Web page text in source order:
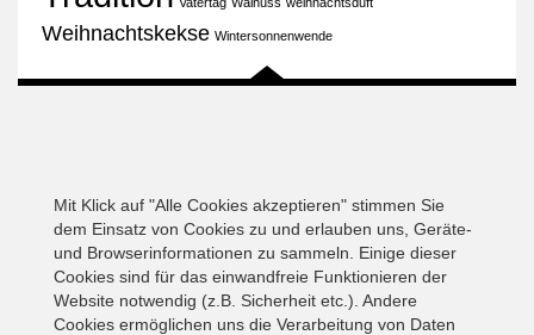
Weihnachtskekse Wintersonnenwende
Mit Klick auf "Alle Cookies akzeptieren" stimmen Sie
dem Einsatz von Cookies zu und erlauben uns, Geräte-
und Browserinformationen zu sammeln. Einige dieser
Cookies sind für das einwandfreie Funktionieren der
Website notwendig (z.B. Sicherheit etc.). Andere
Cookies ermöglichen uns die Verarbeitung von Daten